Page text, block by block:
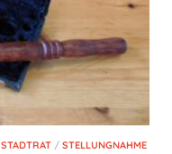
STADTRAT / STELLUNGNAHME